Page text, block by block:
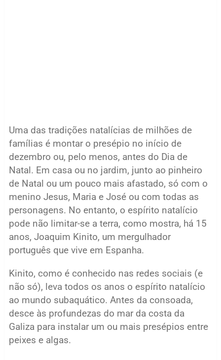
Uma das tradições natalícias de milhões de
famílias é montar o presépio no início de
dezembro ou, pelo menos, antes do Dia de
Natal. Em casa ou no jardim, junto ao pinheiro
de Natal ou um pouco mais afastado, só com o
menino Jesus, Maria e José ou com todas as
personagens. No entanto, o espírito natalício
pode não limitar-se a terra, como mostra, há 15
anos, Joaquim Kinito, um mergulhador
português que vive em Espanha.
Kinito, como é conhecido nas redes sociais (e
não só), leva todos os anos o espírito natalício
ao mundo subaquático. Antes da consoada,
desce às profundezas do mar da costa da
Galiza para instalar um ou mais presépios entre
peixes e algas.